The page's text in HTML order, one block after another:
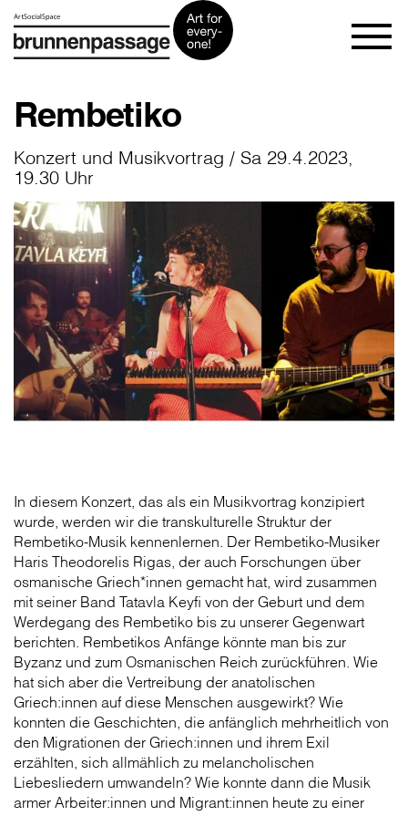
Rembetiko
Konzert und Musikvortrag / Sa 29.4.2023,
19.30 Uhr
In diesem Konzert, das als ein Musikvortrag konzipiert
wurde, werden wir die transkulturelle Struktur der
Rembetiko-Musik kennenlernen. Der Rembetiko-Musiker
Haris Theodorelis Rigas, der auch Forschungen über
osmanische Griech*innen gemacht hat, wird zusammen
mit seiner Band Tatavla Keyfi von der Geburt und dem
Werdegang des Rembetiko bis zu unserer Gegenwart
berichten. Rembetikos Anfänge könnte man bis zur
Byzanz und zum Osmanischen Reich zurückführen. Wie
hat sich aber die Vertreibung der anatolischen
Griech:innen auf diese Menschen ausgewirkt? Wie
konnten die Geschichten, die anfänglich mehrheitlich von
den Migrationen der Griech:innen und ihrem Exil
erzählten, sich allmählich zu melancholischen
Liebesliedern umwandeln? Wie konnte dann die Musik
armer Arbeiter:innen und Migrant:innen heute zu einer